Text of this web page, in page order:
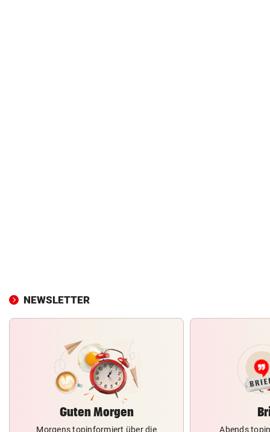
NEWSLETTER
Guten Morgen
Morgens topinformiert über die
Abends